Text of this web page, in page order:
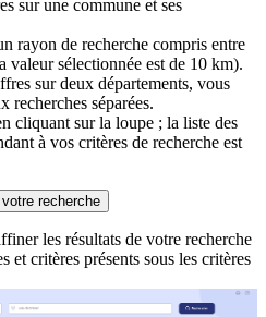
sur une commune et ses
rayon de recherche compris entre
valeur sélectionnée est de 10 km).
sur deux départements, vous
recherches séparées.
cliquant sur la loupe ; la liste des
à vos critères de recherche est
recherche
les résultats de votre recherche
et critères présents sous les critères